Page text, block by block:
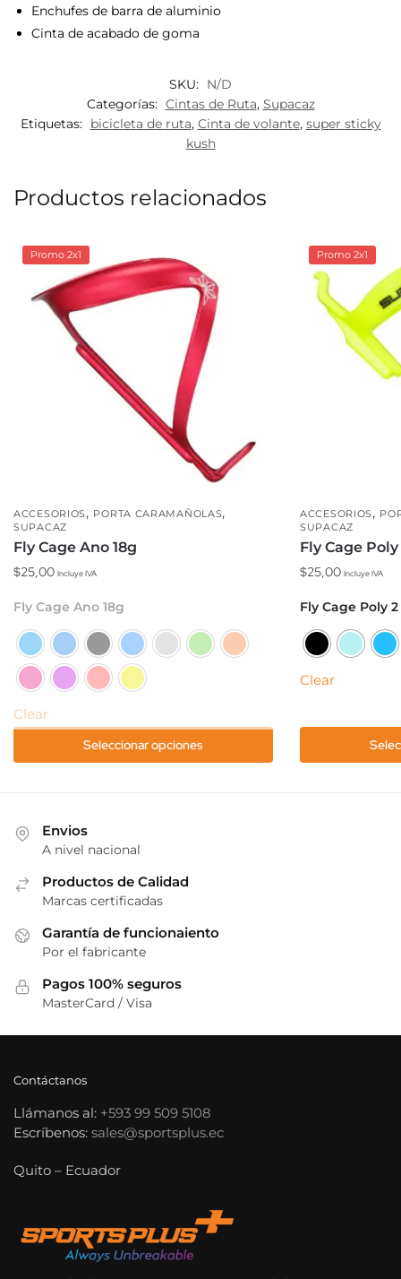
Enchufes de barra de aluminio
Cinta de acabado de goma
SKU: N/D
Categorías: Cintas de Ruta, Supacaz
Etiquetas: bicicleta de ruta, Cinta de volante, super sticky
kush
Productos relacionados
Promo 2x1
ACCESORIOS, PORTA CARAMAÑOLAS,
SUPACAZ
Fly Cage Ano 18g
$25,00 Incluye IVA
Seleccionar opciones
Este
tiene
múltiples
variantes.
Las
opciones
la
página
de
producto
Fly Cage Ano 18g
Clear
Promo 2x1
ACCESORIOS,
SUPACAZ
Fly Cage Poly
$25,00 Incluye IVA
Este
tiene
variantes.
opciones
Fly Cage Poly 2
Clear
Envios
A nivel nacional
Productos de Calidad
Marcas certificadas
Garantía de funcionaiento
Por el fabricante
Pagos 100% seguros
MasterCard / Visa
Contáctanos
Llámanos al: +593 99 509 5108
Escríbenos: sales@sportsplus.ec
Quito – Ecuador